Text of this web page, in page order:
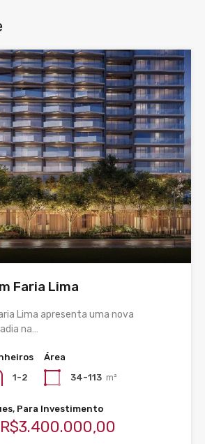
Faria Lima
Lima apresenta uma nova
na…
1-2
Área
34-113 m²
Para Investimento